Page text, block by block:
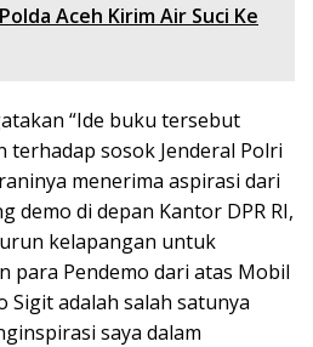
Aceh Kirim Air Suci Ke
“Ide buku tersebut
terhadap sosok Jenderal Polri
menerima aspirasi dari
demo di depan Kantor DPR RI,
kelapangan untuk
para Pendemo dari atas Mobil
Sigit adalah salah satunya
saya dalam